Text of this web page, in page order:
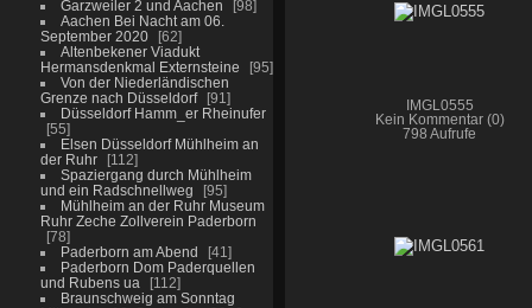
Garzweiler 2 und Aachen
98
Aachen Bei Nacht am 06.
September 2020
62
Altenbekener Viadukt
Hermansdenkmal Externsteine
95
Von der Niederländischen
Grenze nach Düsseldorf
91
Düsseldorf Hamm_er Rheinufer
55
Elsen Düsseldorf Mühlheim an
der Ruhr
112
Spaziergang durch Mühlheim
und ein Radschnellweg
95
Mühlheim an der Ruhr Museum
Ruhr Zeche Zollverein Paderborn
78
Paderborn am Abend
41
Paderborn Dom Paderquellen
und Rubens ua
112
Braunschweig am Sonntag
IMGL0555
Kein Kommentar (0)
798 Aufrufe